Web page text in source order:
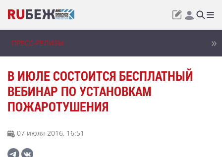
ПРЕСС-РЕЛИЗЫ
В ИЮЛЕ СОСТОИТСЯ БЕСПЛАТНЫЙ
ВЕБИНАР ПО УСТАНОВКАМ
ПОЖАРОТУШЕНИЯ
07 июля 2016, 16:51